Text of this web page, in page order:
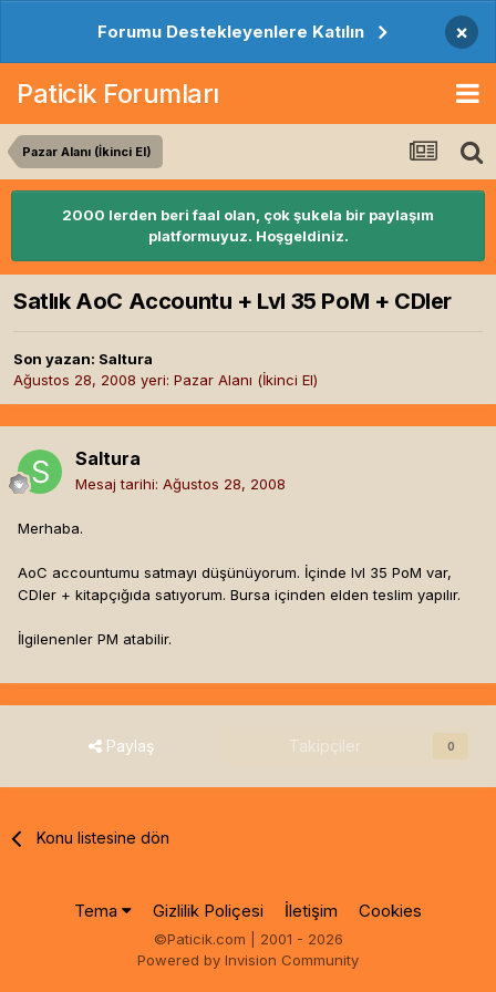
Forumu Destekleyenlere Katılın ×
Paticik Forumları
Pazar Alanı (İkinci El)
2000 lerden beri faal olan, çok şukela bir paylaşım
platformuyuz. Hoşgeldiniz.
Satlık AoC Accountu + Lvl 35 PoM + CDler
Son yazan: Saltura
Ağustos 28, 2008 yeri: Pazar Alanı (İkinci El)
Saltura
Mesaj tarihi: Ağustos 28, 2008
Merhaba.
AoC accountumu satmayı düşünüyorum. İçinde lvl 35 PoM var,
CDler + kitapçığıda satıyorum. Bursa içinden elden teslim yapılır.
İlgilenenler PM atabilir.
Paylaş Takipçiler 0
Konu listesine dön
Tema Gizlilik Poliçesi İletişim Cookies
©Paticik.com | 2001 - 2026
Powered by Invision Community